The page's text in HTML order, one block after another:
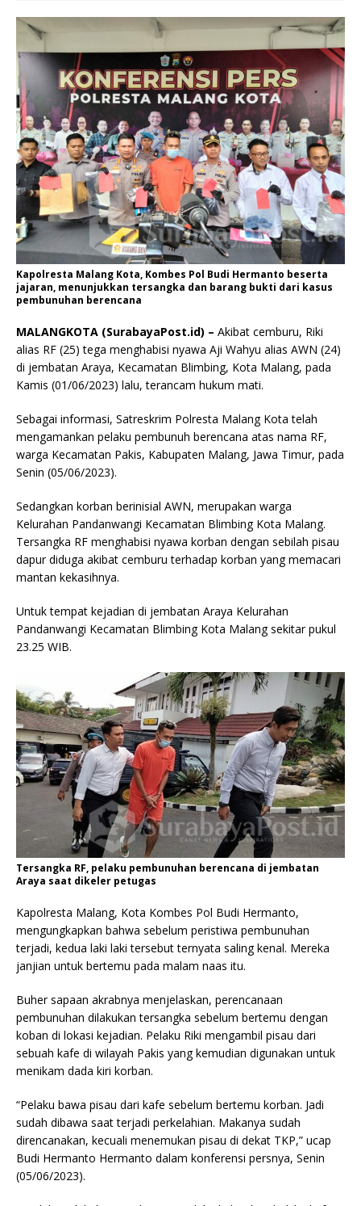
Kapolresta Malang Kota, Kombes Pol Budi Hermanto beserta
jajaran, menunjukkan tersangka dan barang bukti dari kasus
pembunuhan berencana
MALANGKOTA (SurabayaPost.id) – Akibat cemburu, Riki
alias RF (25) tega menghabisi nyawa Aji Wahyu alias AWN (24)
di jembatan Araya, Kecamatan Blimbing, Kota Malang, pada
Kamis (01/06/2023) lalu, terancam hukum mati.
Sebagai informasi, Satreskrim Polresta Malang Kota telah
mengamankan pelaku pembunuh berencana atas nama RF,
warga Kecamatan Pakis, Kabupaten Malang, Jawa Timur, pada
Senin (05/06/2023).
Sedangkan korban berinisial AWN, merupakan warga
Kelurahan Pandanwangi Kecamatan Blimbing Kota Malang.
Tersangka RF menghabisi nyawa korban dengan sebilah pisau
dapur diduga akibat cemburu terhadap korban yang memacari
mantan kekasihnya.
Untuk tempat kejadian di jembatan Araya Kelurahan
Pandanwangi Kecamatan Blimbing Kota Malang sekitar pukul
23.25 WIB.
Tersangka RF, pelaku pembunuhan berencana di jembatan
Araya saat dikeler petugas
Kapolresta Malang, Kota Kombes Pol Budi Hermanto,
mengungkapkan bahwa sebelum peristiwa pembunuhan
terjadi, kedua laki laki tersebut ternyata saling kenal. Mereka
janjian untuk bertemu pada malam naas itu.
Buher sapaan akrabnya menjelaskan, perencanaan
pembunuhan dilakukan tersangka sebelum bertemu dengan
koban di lokasi kejadian. Pelaku Riki mengambil pisau dari
sebuah kafe di wilayah Pakis yang kemudian digunakan untuk
menikam dada kiri korban.
“Pelaku bawa pisau dari kafe sebelum bertemu korban. Jadi
sudah dibawa saat terjadi perkelahian. Makanya sudah
direncanakan, kecuali menemukan pisau di dekat TKP,” ucap
Budi Hermanto Hermanto dalam konferensi persnya, Senin
(05/06/2023).